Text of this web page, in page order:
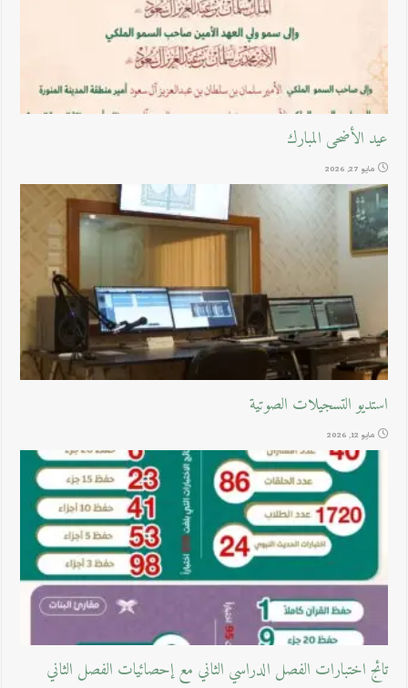
عيد الأضحى المبارك
مايو 27, 2026
استديو التسجيلات الصوتية
مايو 12, 2026
تائج اختبارات الفصل الدراسي الثاني مع إحصائيات الفصل الثاني